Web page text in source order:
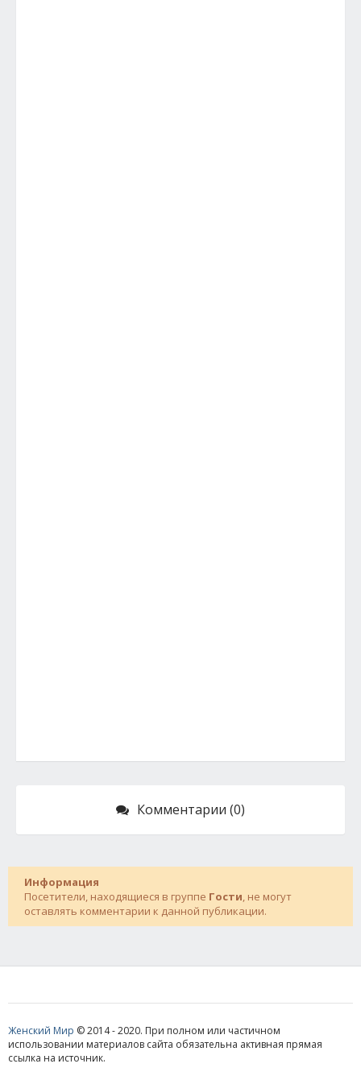
Комментарии (0)
Информация
Посетители, находящиеся в группе Гости , не могут
оставлять комментарии к данной публикации.
Женский Мир © 2014 - 2020. При полном или частичном
использовании материалов сайта обязательна активная прямая
ссылка на источник.